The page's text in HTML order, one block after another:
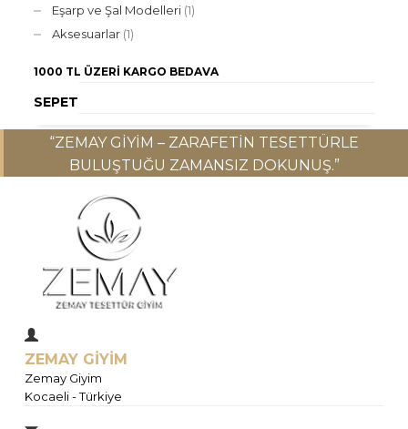
Eşarp ve Şal Modelleri (1)
Aksesuarlar (1)
1000 TL ÜZERI KARGO BEDAVA
SEPET
“ZEMAY GIYIM – ZARAFETIN TESETTÜRLE
BULUŞTUĞU ZAMANSIZ DOKUNUŞ.”
ZEMAY GİYİM
Zemay Giyim
Kocaeli - Türkiye